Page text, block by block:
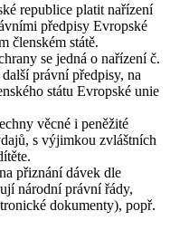
republice platit nařízení
předpisy Evropské
členském státě.
se jedná o nařízení č.
právní předpisy, na
státu Evropské unie
věcné i peněžité
s výjimkou zvláštních
přiznání dávek dle
národní právní řády,
dokumenty), popř.